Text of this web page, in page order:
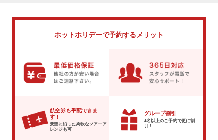
ホットホリデーで予約するメリット
航空券も手配できま
す！
要望に沿った柔軟なツアーア
レンジも可
グループ割引
4名以上のご予約で更に割
引！